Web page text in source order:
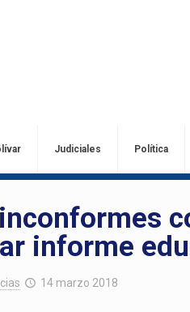
Judiciales Política
informe
14 marzo 2018